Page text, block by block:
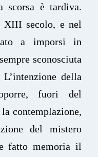
scorsa è tardiva.
secolo, e nel
a imporsi in
sconosciuta
della
fuori del
contemplazione,
del mistero
fatto memoria il